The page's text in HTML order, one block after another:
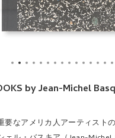
by Jean-Michel
ェル・バスキア（Jean-Michel
にニューヨーク市マンハッタ